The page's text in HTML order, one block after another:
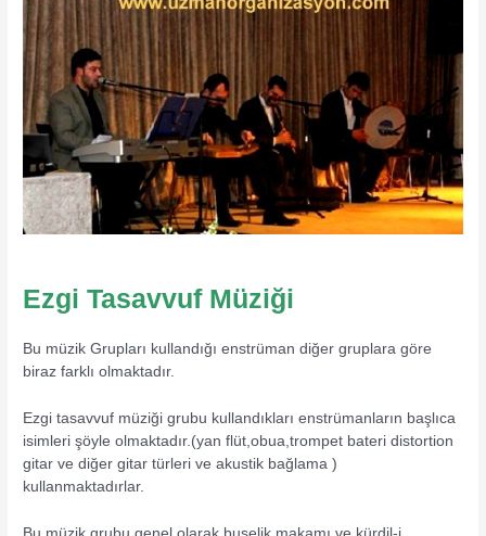
Ezgi Tasavvuf Müziği
Bu müzik Grupları kullandığı enstrüman diğer gruplara göre
biraz farklı olmaktadır.
Ezgi tasavvuf müziği grubu kullandıkları enstrümanların başlıca
isimleri şöyle olmaktadır.(yan flüt,obua,trompet bateri distortion
gitar ve diğer gitar türleri ve akustik bağlama )
kullanmaktadırlar.